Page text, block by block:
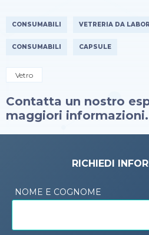
CONSUMABILI VETRERIA DA
CONSUMABILI CAPSULE
Vetro
Contatta un nostro
maggiori informazioni.
RICHIEDI
NOME E COGNOME